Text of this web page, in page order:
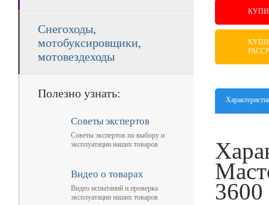
Снегоходы,
мотобуксировщики,
мотовездеходы
Полезно узнать:
Советы экспертов
Советы экспертов по выбору и
эксплуатации наших товаров
Видео о товарах
Видео испытаний и проверка
эксплуатации наших товаров